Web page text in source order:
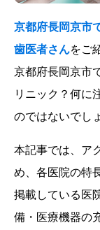
京都府長岡京市
歯医者さんをご
京都府長岡京市
リニック？何に
のではないでし
本記事では、ア
め、各医院の特
掲載している医
備・医療機器の